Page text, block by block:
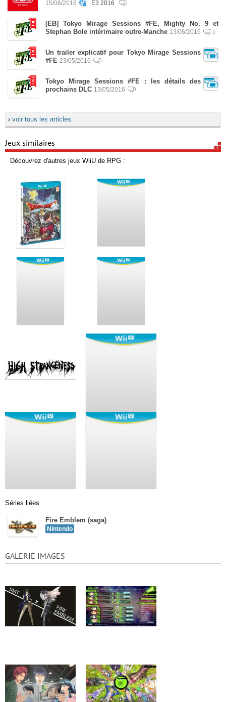
15/06/2016 E3 2016
[EB] Tokyo Mirage Sessions #FE, Mighty No. 9 et
Stephan Bole intérimaire outre-Manche 13/06/2016 1
Un trailer explicatif pour Tokyo Mirage Sessions
#FE 23/05/2016
Tokyo Mirage Sessions #FE : les détails des
prochains DLC 13/05/2016
› voir tous les articles
Jeux similaires
Découvrez d'autres jeux WiiU de RPG :
Séries liées
Fire Emblem (saga)
Nintendo
GALERIE IMAGES